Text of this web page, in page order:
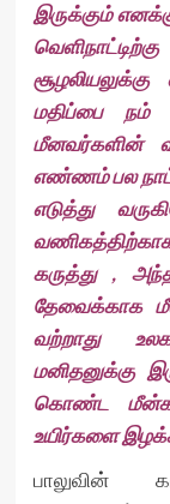
இருக்கும்
மதிப்பை நம்
மீனவர்களின்
எண்ணம் பல
எடுத்து
கருத்து ,
தேவைக்காக
வற்றாது
மனிதனுக்கு
கொண்ட
உயிர்களை
பாலுவின்